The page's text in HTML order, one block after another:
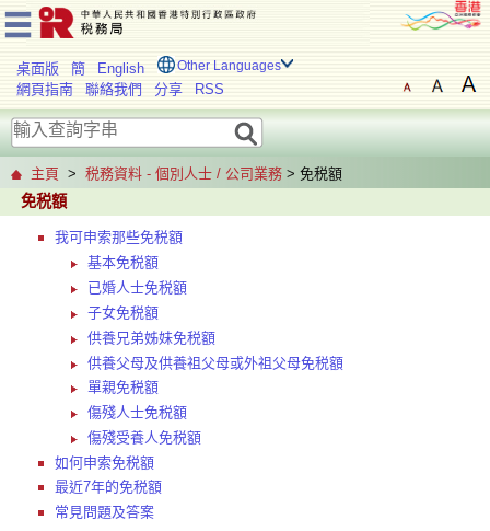
桌面版 簡 English Other Languages
網頁指南 聯絡我們 分享 RSS
主頁 > 税務資料 - 個別人士 / 公司業務 > 免税額
免税額
我可申索那些免税額
基本免税額
已婚人士免税額
子女免税額
供養兄弟姊妹免税額
供養父母及供養祖父母或外祖父母免税額
單親免税額
傷殘人士免税額
傷殘受養人免税額
如何申索免税額
最近7年的免税額
常見問題及答案